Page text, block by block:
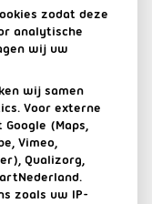
zodat deze
analytische
wij uw
wij samen
Voor externe
(Maps,
Vimeo,
Qualizorg,
zoals uw IP-